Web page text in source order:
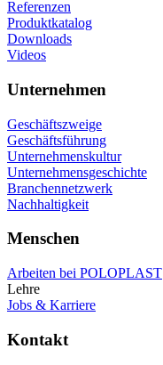
Referenzen
Produktkatalog
Downloads
Videos
Unternehmen
Geschäftszweige
Geschäftsführung
Unternehmenskultur
Unternehmensgeschichte
Branchennetzwerk
Nachhaltigkeit
Menschen
Arbeiten bei POLOPLAST
Lehre
Jobs & Karriere
Kontakt